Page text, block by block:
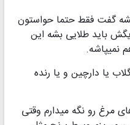
گفت فقط حتما حواستون
باید طلایی بشه این
نمیپاشه.
یا دارچین و یا رنده
مرغ رو نگه میدارم وقتی